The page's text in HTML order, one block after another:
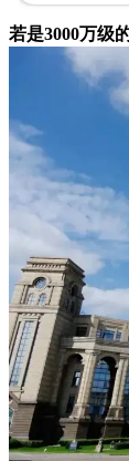
若是3000万级